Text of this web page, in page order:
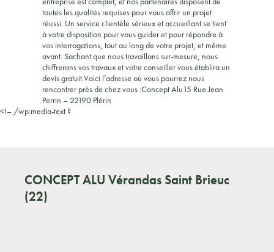
toutes les qualités requises pour vous offrir un projet
réussi. Un service clientèle sérieux et accueillant se tient
à votre disposition pour vous guider et pour répondre à
vos interrogations, tout au long de votre projet, et même
avant. Sachant que nous travaillons sur-mesure, nous
chiffrerons vos travaux et votre conseiller vous établira un
devis gratuit.Voici l’adresse où vous pourrez nous
rencontrer près de chez vous :Concept Alu15 Rue Jean
Perrin – 22190 Plérin
<!– /wp:media-text ?
CONCEPT ALU Vérandas Saint Brieuc
(22)